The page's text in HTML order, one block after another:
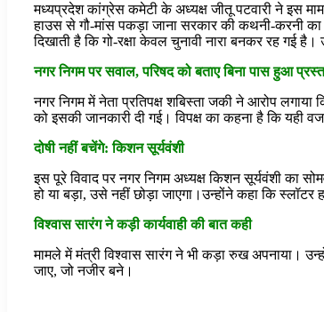
मध्यप्रदेश कांग्रेस कमेटी के अध्यक्ष जीतू पटवारी ने इस
हाउस से गौ-मांस पकड़ा जाना सरकार की कथनी-करनी का
दिखाती है कि गो-रक्षा केवल चुनावी नारा बनकर रह गई
नगर निगम पर सवाल, परिषद को बताए बिना पास हुआ
नगर निगम में नेता प्रतिपक्ष शबिस्ता जकी ने आरोप
को इसकी जानकारी दी गई। विपक्ष का कहना है कि
दोषी नहीं बचेंगे: किशन सूर्यवंशी
इस पूरे विवाद पर नगर निगम अध्यक्ष किशन सूर्यवंशी का
हो या बड़ा, उसे नहीं छोड़ा जाएगा।उन्होंने कहा कि
विश्वास सारंग ने कड़ी कार्यवाही की बात कही
मामले में मंत्री विश्वास सारंग ने भी कड़ा रुख अपनाया।
जाए, जो नजीर बने।